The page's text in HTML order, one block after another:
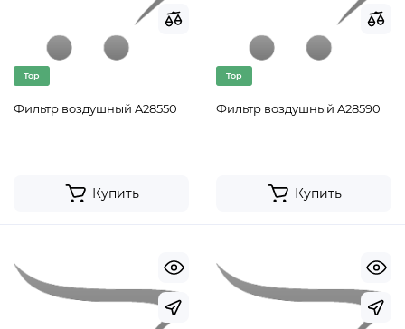
Top
Фильтр воздушный A28550
Купить
Top
Фильтр воздушный A28590
Купить